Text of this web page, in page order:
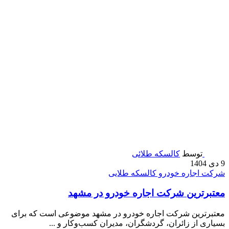
توسط کالسکه طلائی
9 دی 1404
شرکت اجاره خودرو کالسکه طلایی
معتبرترین شرکت اجاره خودرو در مشهد
معتبرترین شرکت اجاره خودرو در مشهد موضوعی است که برای
بسیاری از زائران، گردشگران، مدیران کسب‌وکار و ...